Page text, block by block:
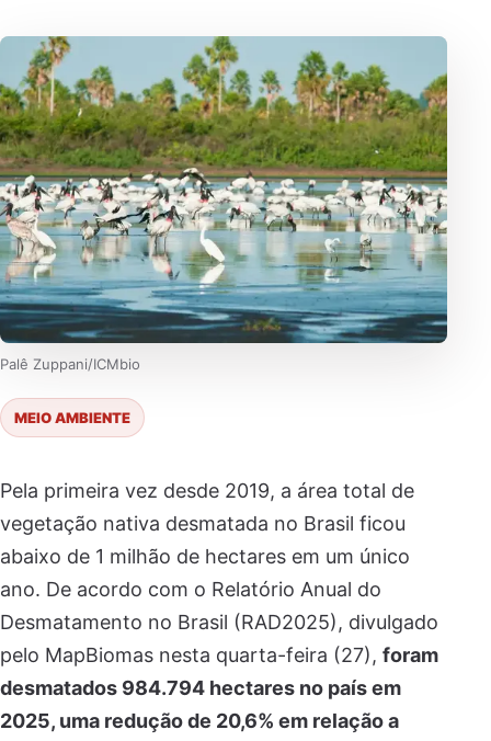
Palê Zuppani/ICMbio
MEIO AMBIENTE
Pela primeira vez desde 2019, a área total de
vegetação nativa desmatada no Brasil ficou
abaixo de 1 milhão de hectares em um único
ano. De acordo com o Relatório Anual do
Desmatamento no Brasil (RAD2025), divulgado
pelo MapBiomas nesta quarta-feira (27), foram
desmatados 984.794 hectares no país em
2025, uma redução de 20,6% em relação a